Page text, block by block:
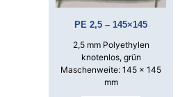
PE 2,5 – 145×145
2,5 mm Polyethylen
knotenlos, grün
Maschenweite: 145 x 145
mm